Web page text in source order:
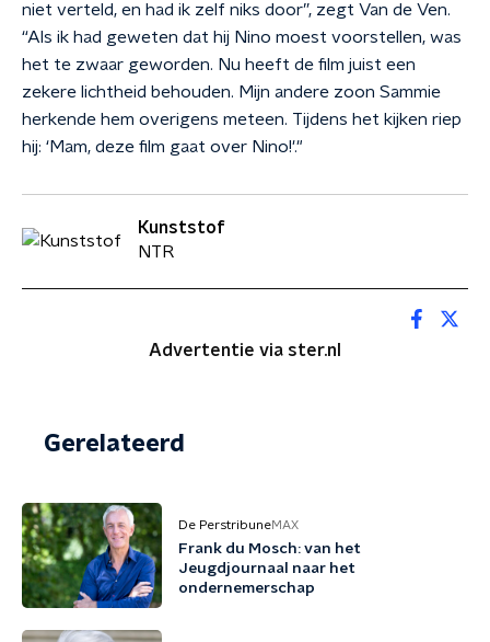
niet verteld, en had ik zelf niks door”, zegt Van de Ven.
“Als ik had geweten dat hij Nino moest voorstellen, was
het te zwaar geworden. Nu heeft de film juist een
zekere lichtheid behouden. Mijn andere zoon Sammie
herkende hem overigens meteen. Tijdens het kijken riep
hij: ‘Mam, deze film gaat over Nino!'."
Kunststof
NTR
Advertentie via ster.nl
Gerelateerd
De PerstribuneMAX
Frank du Mosch: van het
Jeugdjournaal naar het
ondernemerschap